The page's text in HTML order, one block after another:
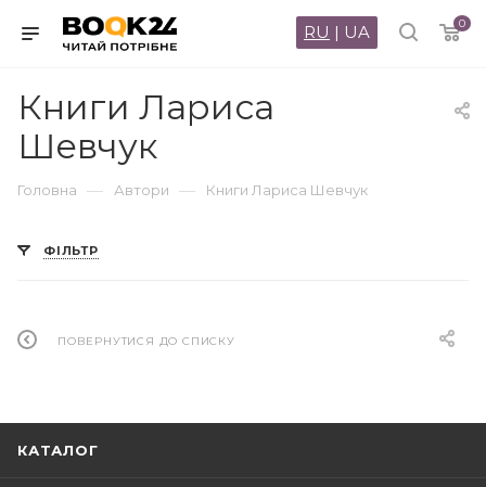
0
RU | UA
Книги Лариса
Шевчук
Головна — Автори — Книги Лариса Шевчук
ФІЛЬТР
ПОВЕРНУТИСЯ ДО СПИСКУ
КАТАЛОГ